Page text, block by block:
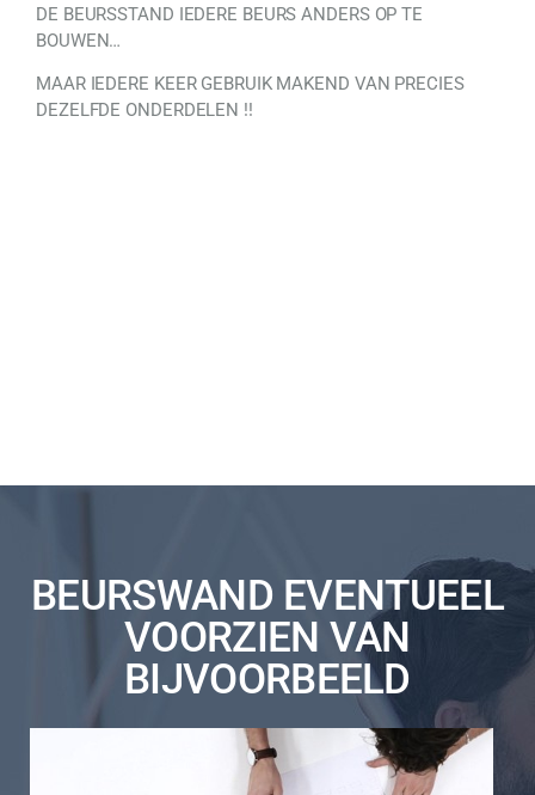
DE BEURSSTAND IEDERE BEURS ANDERS OP TE
BOUWEN…
MAAR IEDERE KEER GEBRUIK MAKEND VAN PRECIES
DEZELFDE ONDERDELEN !!
BEURSWAND EVENTUEEL
VOORZIEN VAN
BIJVOORBEELD